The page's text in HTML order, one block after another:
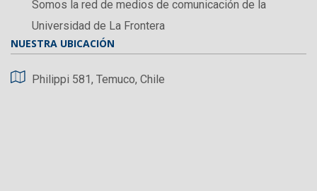
Somos la red de medios de comunicación de la
Universidad de La Frontera
NUESTRA UBICACIÓN
Philippi 581, Temuco, Chile